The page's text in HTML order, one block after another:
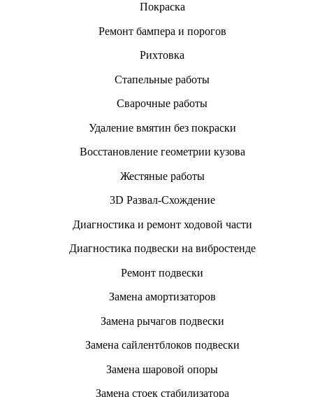
Покраска
Ремонт бампера и порогов
Рихтовка
Стапельные работы
Сварочные работы
Удаление вмятин без покраски
Восстановление геометрии кузова
Жестяные работы
3D Развал-Схождение
Диагностика и ремонт ходовой части
Диагностика подвески на вибростенде
Ремонт подвески
Замена амортизаторов
Замена рычагов подвески
Замена сайлентблоков подвески
Замена шаровой опоры
Замена стоек стабилизатора